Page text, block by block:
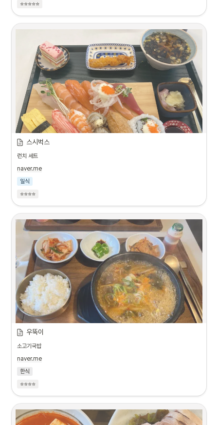
⭐⭐⭐⭐⭐
스시벅스
런치 세트
naver.me
일식
⭐⭐⭐⭐
우뚝이
소고기국밥
naver.me
한식
⭐⭐⭐⭐